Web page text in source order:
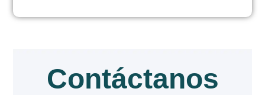
Contáctanos